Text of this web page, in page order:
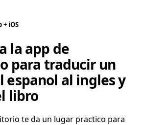
iOS
la app de
para traducir un
espanol al ingles y
libro
te da un lugar practico para